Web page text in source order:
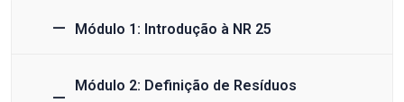
Módulo 1: Introdução à NR 25
Módulo 2: Definição de Resíduos